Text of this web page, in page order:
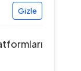
Gizle